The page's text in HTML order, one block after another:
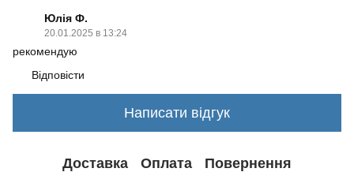
Юлія Ф.
20.01.2025 в 13:24
рекомендую
Відповісти
Написати відгук
Доставка Оплата Повернення